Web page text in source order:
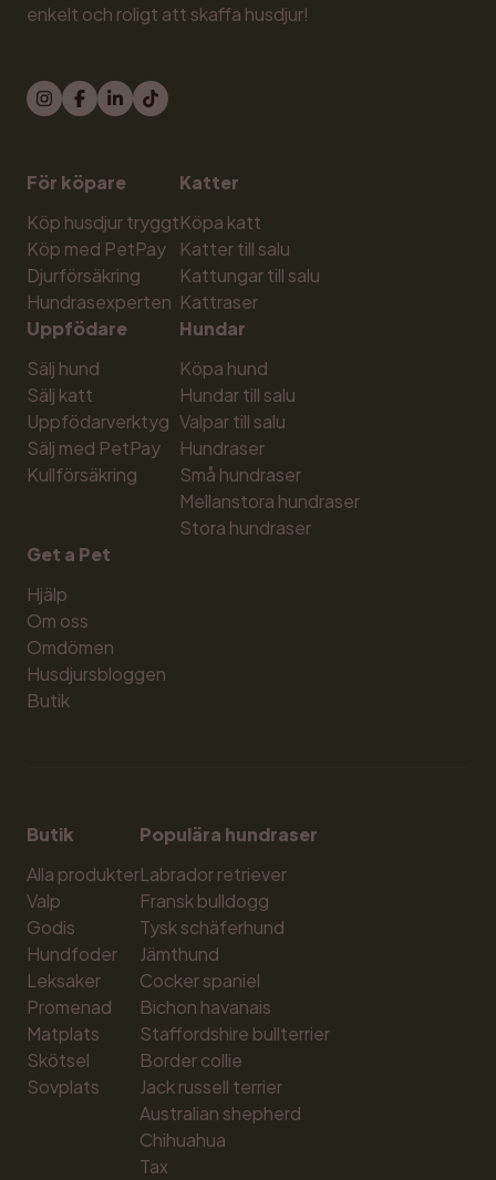
enkelt och roligt att skaffa husdjur!
För köpare
Köp husdjur tryggt
Köp med PetPay
Djurförsäkring
Hundrasexperten
Uppfödare
Sälj hund
Sälj katt
Uppfödarverktyg
Sälj med PetPay
Kullförsäkring
Katter
Köpa katt
Katter till salu
Kattungar till salu
Kattraser
Hundar
Köpa hund
Hundar till salu
Valpar till salu
Hundraser
Små hundraser
Mellanstora hundraser
Stora hundraser
Get a Pet
Hjälp
Om oss
Omdömen
Husdjursbloggen
Butik
Butik
Alla produkter
Valp
Godis
Hundfoder
Leksaker
Promenad
Matplats
Skötsel
Sovplats
Populära hundraser
Labrador retriever
Fransk bulldogg
Tysk schäferhund
Jämthund
Cocker spaniel
Bichon havanais
Staffordshire bullterrier
Border collie
Jack russell terrier
Australian shepherd
Chihuahua
Tax